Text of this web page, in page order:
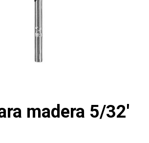
madera 5/32′